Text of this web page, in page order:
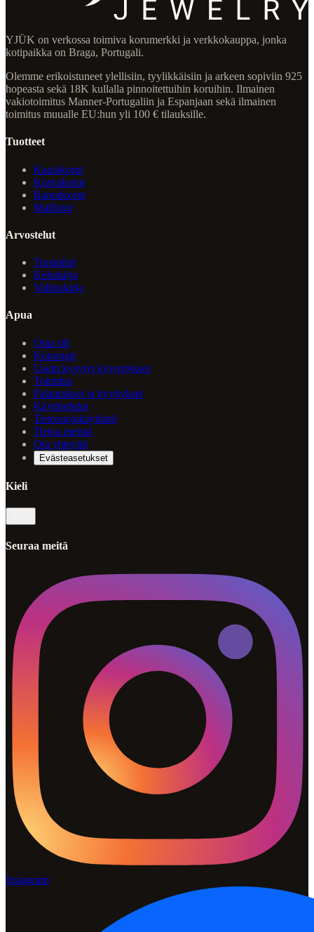
YJÜK on verkossa toimiva korumerkki ja verkkokauppa, jonka
kotipaikka on Braga, Portugali.
Olemme erikoistuneet ylellisiin, tyylikkäisiin ja arkeen sopiviin 925
hopeasta sekä 18K kullalla pinnoitettuihin koruihin. Ilmainen
vakiotoimitus Manner-Portugaliin ja Espanjaan sekä ilmainen
toimitus muualle EU:hun yli 100 € tilauksille.
Tuotteet
Kaulakorut
Korvakorut
Rannekorut
Mallistot
Arvostelut
Trustpilot
Kehukirja
Valituskirja
Apua
Oma tili
Kupongit
Usein kysytyt kysymykset
Toimitus
Palautukset ja hyvitykset
Käyttöehdot
Tietosuojakäytäntö
Tietoa meistä
Ota yhteyttä
Evästeasetukset
Kieli
Seuraa meitä
Instagram